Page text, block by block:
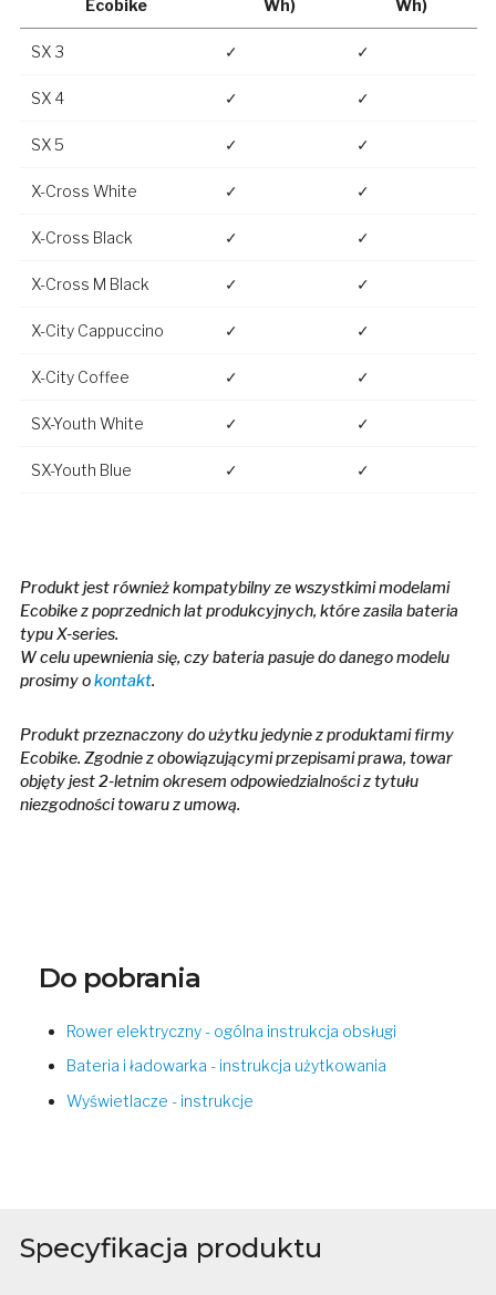
Ecobike Wh) Wh)
SX 3 ✓ ✓
SX 4 ✓ ✓
SX 5 ✓ ✓
X-Cross White ✓ ✓
X-Cross Black ✓ ✓
X-Cross M Black ✓ ✓
X-City Cappuccino ✓ ✓
X-City Coffee ✓ ✓
SX-Youth White ✓ ✓
SX-Youth Blue ✓ ✓
Produkt jest również kompatybilny ze wszystkimi modelami
Ecobike z poprzednich lat produkcyjnych, które zasila bateria
typu X-series.
W celu upewnienia się, czy bateria pasuje do danego modelu
prosimy okontakt.
Produkt przeznaczony do użytku jedynie z produktami firmy
Ecobike. Zgodnie z obowiązującymi przepisami prawa, towar
objęty jest 2-letnim okresem odpowiedzialności z tytułu
niezgodności towaru z umową.
Do pobrania
Rower elektryczny - ogólna instrukcja obsługi
Bateria i ładowarka - instrukcja użytkowania
Wyświetlacze - instrukcje
Specyfikacja produktu